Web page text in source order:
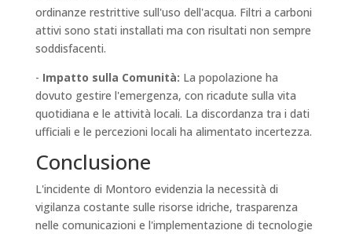
ordinanze restrittive sull'uso dell'acqua. Filtri a carboni
attivi sono stati installati ma con risultati non sempre
soddisfacenti.
- Impatto sulla Comunità: La popolazione ha
dovuto gestire l'emergenza, con ricadute sulla vita
quotidiana e le attività locali. La discordanza tra i dati
ufficiali e le percezioni locali ha alimentato incertezza.
Conclusione
L'incidente di Montoro evidenzia la necessità di
vigilanza costante sulle risorse idriche, trasparenza
nelle comunicazioni e l'implementazione di tecnologie